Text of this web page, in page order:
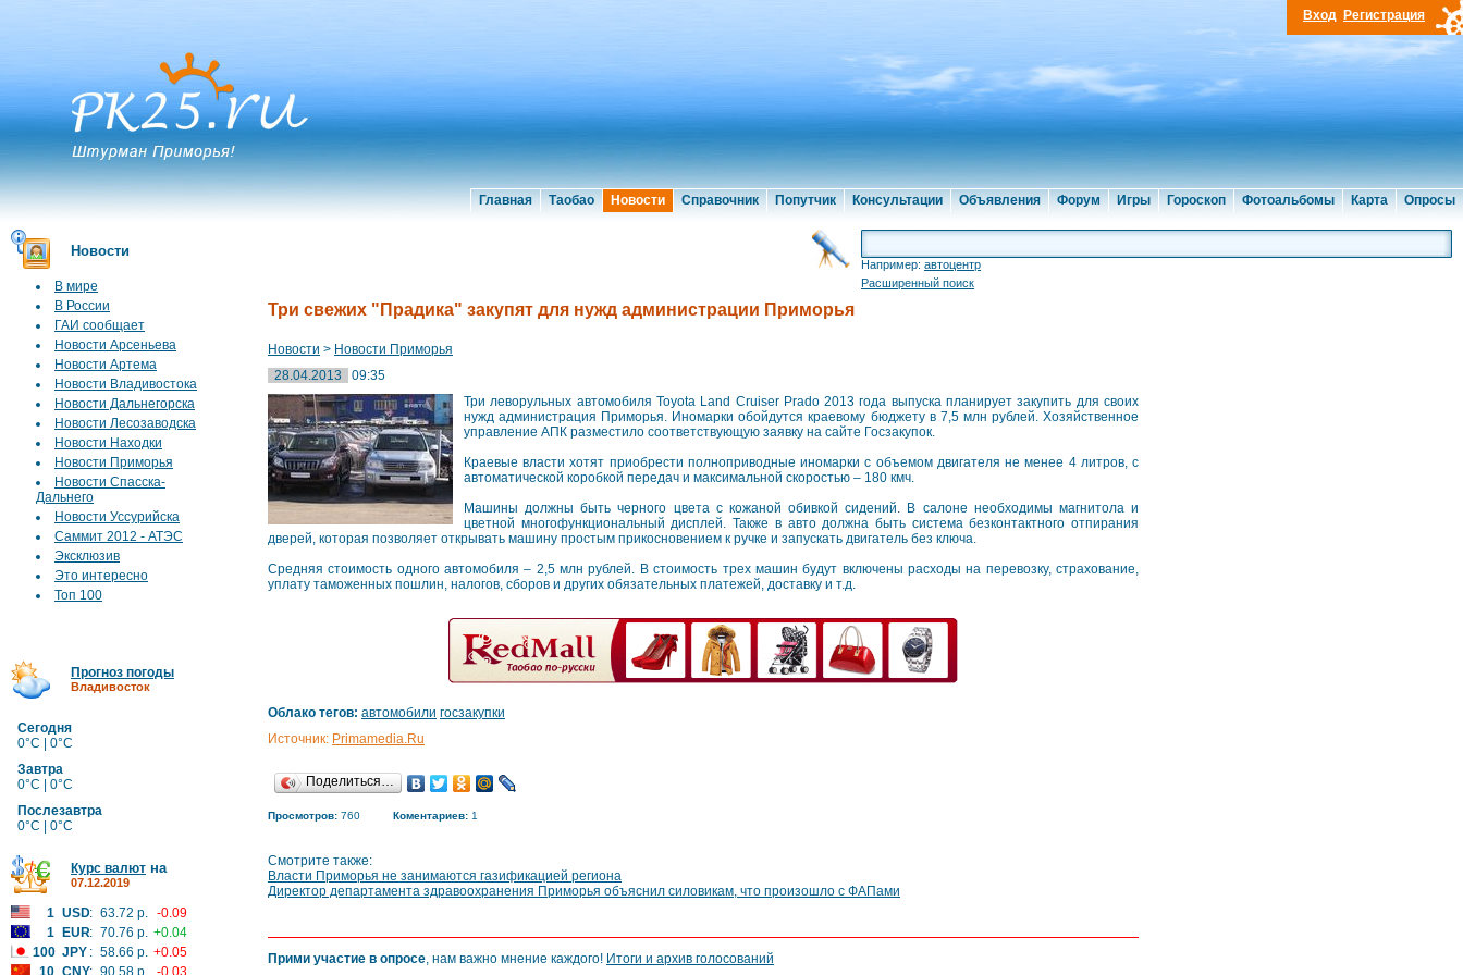
Главная Таобао Новости Справочник Попутчик Консультации Объявления Форум Игры Гороскоп Фотоальбомы Карта Опросы
Вход Регистрация
Новости
В мире
В России
ГАИ сообщает
Новости Арсеньева
Новости Артема
Новости Владивостока
Новости Дальнегорска
Новости Лесозаводска
Новости Находки
Новости Приморья
Новости Спасска-
Дальнего
Новости Уссурийска
Саммит 2012 - АТЭС
Эксклюзив
Это интересно
Топ 100
Прогноз погоды
Владивосток
Сегодня
0°C | 0°C
Завтра
0°C | 0°C
Послезавтра
0°C | 0°C
Курс валют на
07.12.2019
1 USD: 63.72 р. -0.09
1
EUR: 70.76 р. +0.04
100 JPY : 58.66 р. +0.05
10 CNY: 90.58 р. -0.03
Например: автоцентр
Расширенный поиск
Три свежих "Прадика" закупят для нужд администрации Приморья
Новости > Новости Приморья
28.04.2013
09:35
Три леворульных автомобиля Toyota Land Cruiser Prado 2013 года выпуска планирует закупить для своих
нужд администрация Приморья. Иномарки обойдутся краевому бюджету в 7,5 млн рублей. Хозяйственное
управление АПК разместило соответствующую заявку на сайте Госзакупок.
Краевые власти хотят приобрести полноприводные иномарки с объемом двигателя не менее 4 литров, с
автоматической коробкой передач и максимальной скоростью – 180 кмч.
Машины должны быть черного цвета с кожаной обивкой сидений. В салоне необходимы магнитола и
цветной многофункциональный дисплей. Также в авто должна быть cистема безконтактного отпирания
дверей, которая позволяет открывать машину простым прикосновением к ручке и запускать двигатель без ключа.
Средняя стоимость одного автомобиля – 2,5 млн рублей. В стоимость трех машин будут включены расходы на перевозку, страхование,
уплату таможенных пошлин, налогов, сборов и других обязательных платежей, доставку и т.д.
Облако тегов: автомобили госзакупки
Источник: Primamedia.Ru
Поделиться…
Просмотров: 760 Коментариев: 1
Смотрите также:
Власти Приморья не занимаются газификацией региона
Директор департамента здравоохранения Приморья объяснил силовикам, что произошло с ФАПами
Прими участие в опросе, нам важно мнение каждого! Итоги и архив голосований